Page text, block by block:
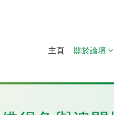
幾內亞比紹
主頁 關於論壇